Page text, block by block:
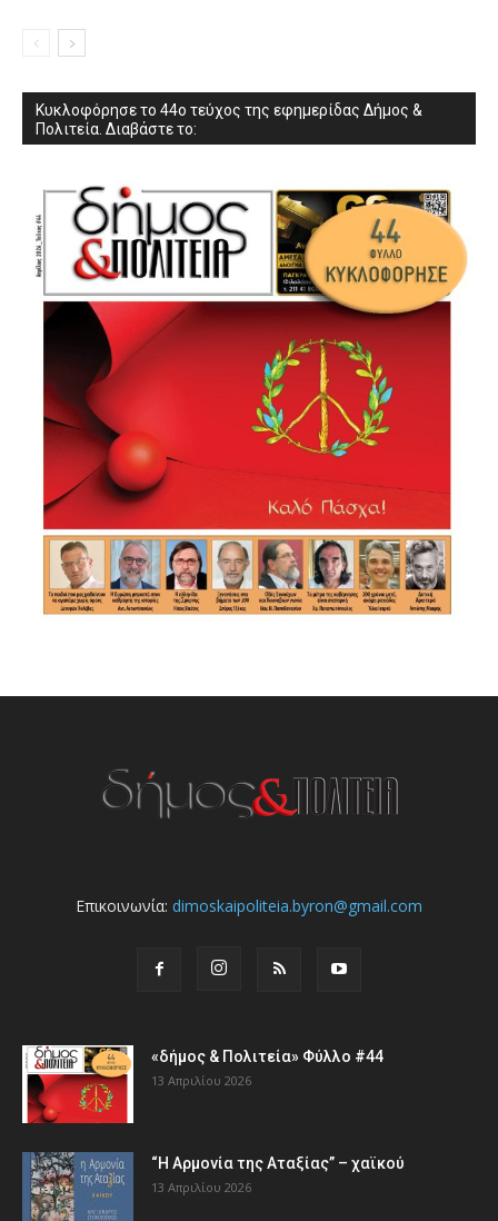
Κυκλοφόρησε το 44ο τεύχος της εφημερίδας Δήμος &
Πολιτεία. Διαβάστε το:
Επικοινωνία: dimoskaipoliteia.byron@gmail.com
«δήμος & Πολιτεία» Φύλλο #44
13 Απριλίου 2026
“Η Αρμονία της Αταξίας” – χαϊκού
13 Απριλίου 2026